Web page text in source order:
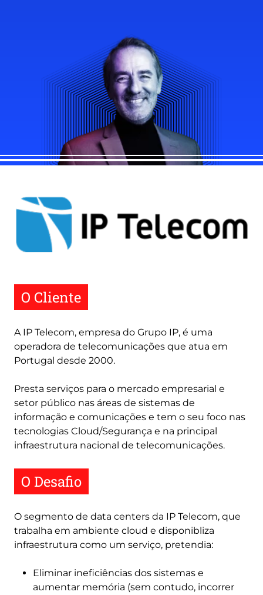
O Cliente
A IP Telecom, empresa do Grupo IP, é uma
operadora de telecomunicações que atua em
Portugal desde 2000.
Presta serviços para o mercado empresarial e
setor público nas áreas de sistemas de
informação e comunicações e tem o seu foco nas
tecnologias Cloud/Segurança e na principal
infraestrutura nacional de telecomunicações.
O Desafio
O segmento de data centers da IP Telecom, que
trabalha em ambiente cloud e disponibliza
infraestrutura como um serviço, pretendia:
Eliminar ineficiências dos sistemas e
aumentar memória (sem contudo, incorrer